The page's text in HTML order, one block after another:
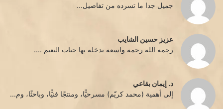
جميل جدا ما تسرده من تفاصيل...
عزيز حسين الشايب
رحمه الله رحمة واسعة يدخله بها جنات النعيم ....
د. إيمان بقاعي
إلى أهمية (محمد كريّم) مسرحيًّا، ومنتجًا فنيًّا، وباحثًا، وم...